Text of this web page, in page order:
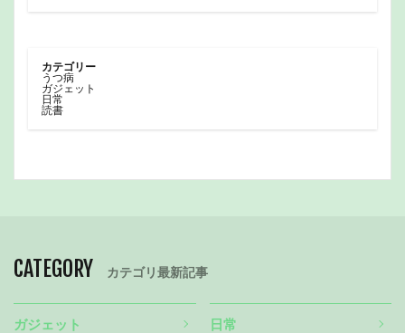
カテゴリー
うつ病
ガジェット
日常
読書
CATEGORY カテゴリ最新記事
ガジェット 日常